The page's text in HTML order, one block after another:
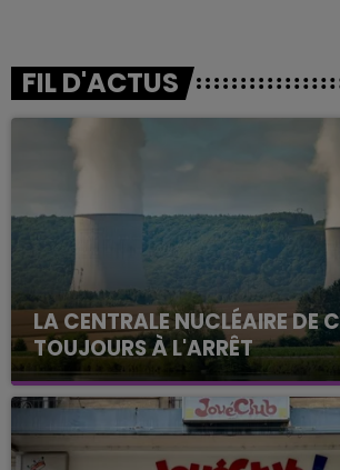
FIL D'ACTUS
LA CENTRALE NUCLÉAIRE DE
TOUJOURS À L'ARRÊT
Cela fait déjà une semaine que la
nucléaire ardennaise est à l'arrêt.
justifiée par la sécheresse intense
présente.